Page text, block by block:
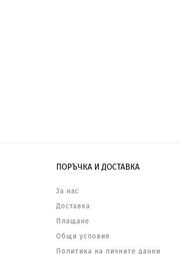
ПОРЪЧКА И ДОСТАВКА
За нас
Доставка
Плащане
Общи условия
Политика на личните данни